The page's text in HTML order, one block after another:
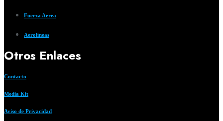
Fuerza Aerea
Aerolíneas
Otros Enlaces
Contacto
Media Kit
Aviso de Privacidad